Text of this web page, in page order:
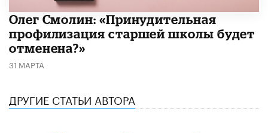
​Олег Смолин: «Принудительная
профилизация старшей школы будет
отменена?»
31 МАРТА
ДРУГИЕ СТАТЬИ АВТОРА